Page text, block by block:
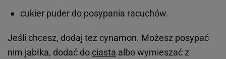
cukier puder do posypania racuchów.
Jeśli chcesz, dodaj też cynamon. Możesz posypać
nim jabłka, dodać do ciasta albo wymieszać z